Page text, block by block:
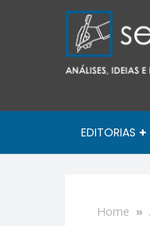
EDITORIAS
Home »